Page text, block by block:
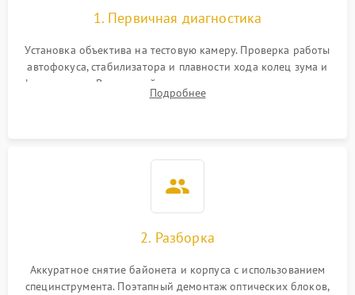
1. Первичная диагностика
Установка объектива на тестовую камеру. Проверка работы
автофокуса, стабилизатора и плавности хода колец зума и
фокусировки. Визуальный осмотр линз на наличие царапин,
грибка, пыли и оценка состояния контактов байонета.
Подробнее
2. Разборка
Аккуратное снятие байонета и корпуса с использованием
специнструмента. Поэтапный демонтаж оптических блоков,